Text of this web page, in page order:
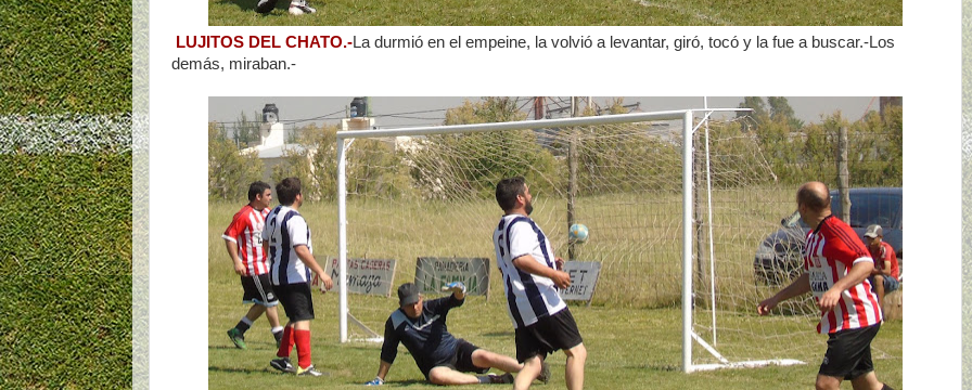
LUJITOS DEL CHATO.-La durmió en el empeine, la volvió a levantar, giró, tocó y la fue a buscar.-Los
demás, miraban.-